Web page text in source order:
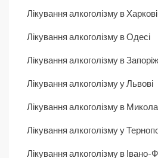
Лікування алкоголізму в Харкові
Лікування алкоголізму в Одесі
Лікування алкоголізму в
Лікування алкоголізму у Львові
Лікування алкоголізму в
Лікування алкоголізму у
Лікування алкоголізму в Івано-